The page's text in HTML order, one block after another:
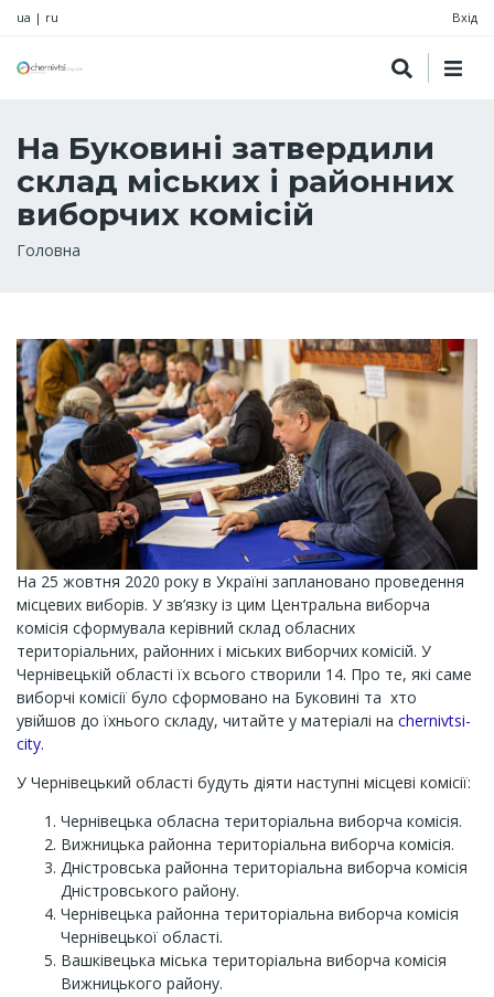
ua | ru Вхід
На Буковині затвердили
склад міських і районних
виборчих комісій
Рядок
Головна
На 25 жовтня 2020 року в Україні заплановано проведення
місцевих виборів. У зв’язку із цим Центральна виборча
комісія сформувала керівний склад обласних
територіальних, районних і міських виборчих комісій. У
Чернівецькій області їх всього створили 14. Про те, які саме
виборчі комісії було сформовано на Буковині та хто
увійшов до їхнього складу, читайте у матеріалі на chernivtsi-
city.
У Чернівецький області будуть діяти наступні місцеві комісії:
Чернівецька обласна територіальна виборча комісія.
Вижницька районна територіальна виборча комісія.
Дністровська районна територіальна виборча комісія
Дністровського району.
Чернівецька районна територіальна виборча комісія
Чернівецької області.
Вашківецька міська територіальна виборча комісія
Вижницького району.